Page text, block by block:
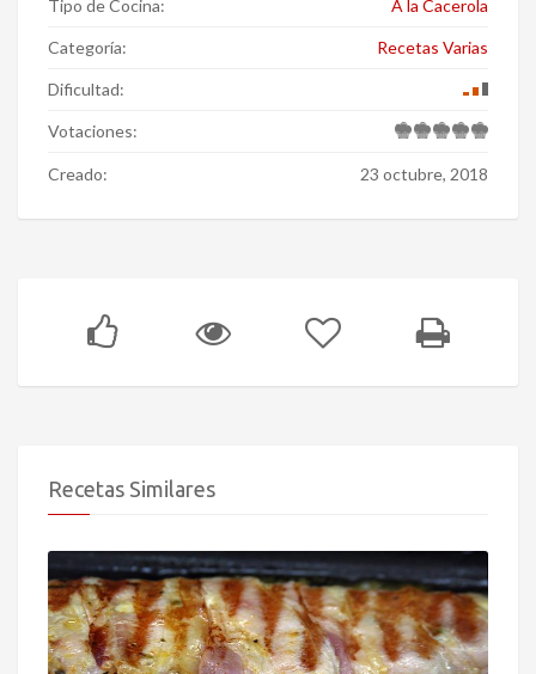
Tipo de Cocina: A la Cacerola
Categoría: Recetas Varias
Dificultad:
Votaciones:
Creado: 23 octubre, 2018
Recetas Similares